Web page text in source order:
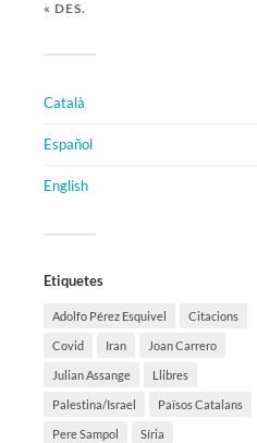
« DES.
Català
Español
English
Etiquetes
Adolfo Pérez Esquivel Citacions
Covid Iran Joan Carrero
Julian Assange Llibres
Palestina/Israel Països Catalans
Pere Sampol Síria